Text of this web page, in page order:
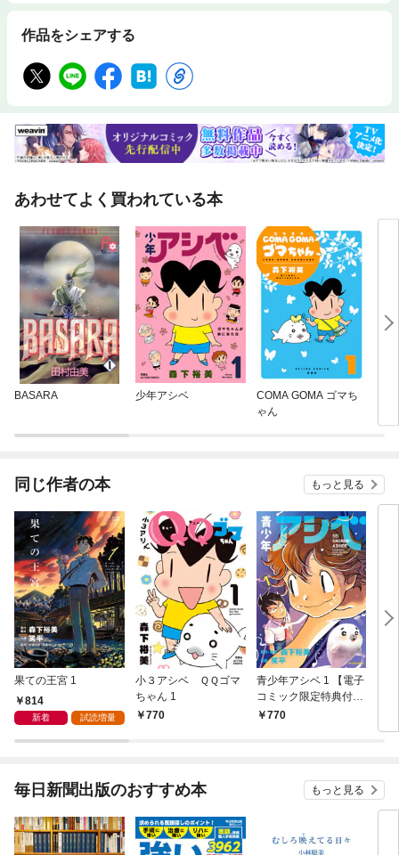
作品をシェアする
あわせてよく買われている本
BASARA 少年アシベ
COMA GOMA ゴマち
ゃん
同じ作者の本 もっと見る
果ての王宮 1
814
新着 試読増量
小３アシベ ＱＱゴマ
ちゃん 1
770
青少年アシベ 1 【電子
コミック限定特典付
き】770
毎日新聞出版のおすすめ本 もっと見る